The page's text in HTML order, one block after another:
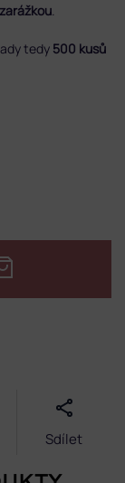
tedy 500 kusů
Sdílet